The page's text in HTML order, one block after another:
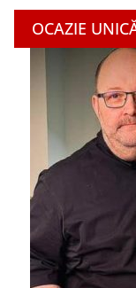
OCAZIE